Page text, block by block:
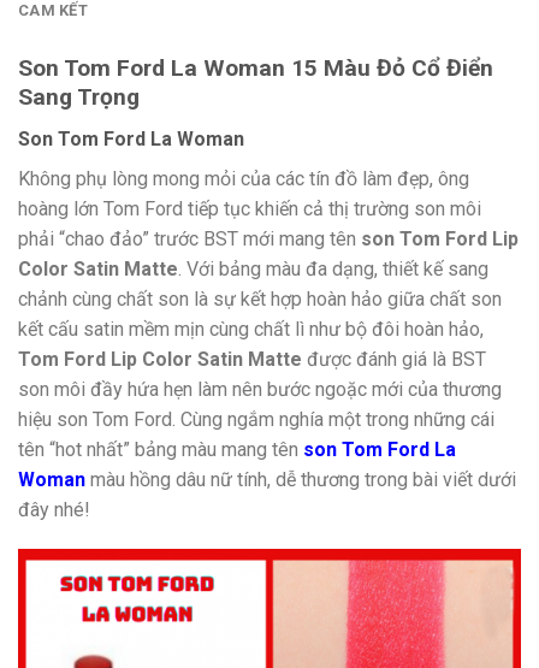
CAM KẾT
Son Tom Ford La Woman 15 Màu Đỏ Cổ Điển
Sang Trọng
Son Tom Ford La Woman
Không phụ lòng mong mỏi của các tín đồ làm đẹp, ông
hoàng lớn Tom Ford tiếp tục khiến cả thị trường son môi
phải “chao đảo” trước BST mới mang tên son Tom Ford Lip
Color Satin Matte . Với bảng màu đa dạng, thiết kế sang
chảnh cùng chất son là sự kết hợp hoàn hảo giữa chất son
kết cấu satin mềm mịn cùng chất lì như bộ đôi hoàn hảo,
Tom Ford Lip Color Satin Matte được đánh giá là BST
son môi đầy hứa hẹn làm nên bước ngoặc mới của thương
hiệu son Tom Ford. Cùng ngắm nghía một trong những cái
tên “hot nhất” bảng màu mang tên son Tom Ford La
Woman màu hồng dâu nữ tính, dễ thương trong bài viết dưới
đây nhé!